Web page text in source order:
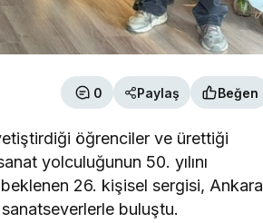
0 Paylaş Beğen
öğrenciler ve ürettiği
yolculuğunun 50. yılını
beklenen 26. kişisel sergisi, Ankara
buluştu.